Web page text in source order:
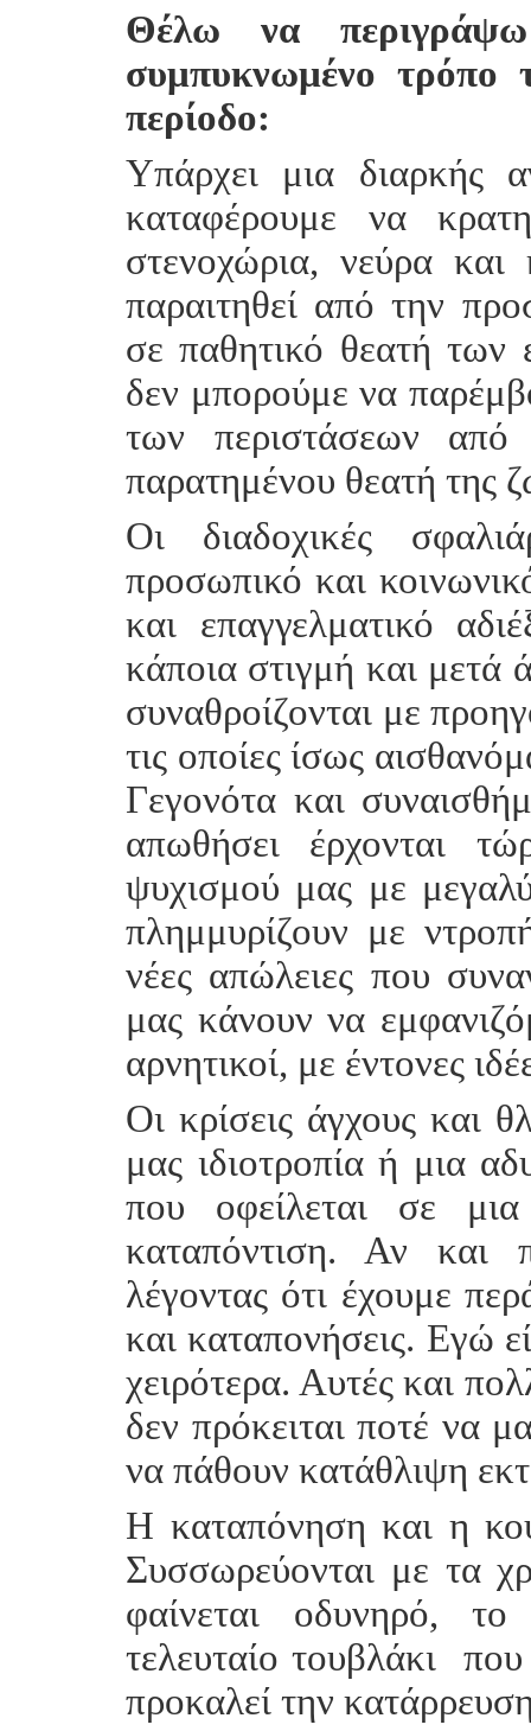
Θέλω να
συμπυκνωμένο τρόπο
περίοδο:
Υπάρχει μια διαρκής
καταφέρουμε να
στενοχώρια, νεύρα
παραιτηθεί από την
σε παθητικό θεατή των
δεν μπορούμε να
των περιστάσεων
παρατημένου θεατή της
Οι διαδοχικές
προσωπικό και
και επαγγελματικό
κάποια στιγμή και μετά
συναθροίζονται με
τις οποίες ίσως
Γεγονότα και
απωθήσει έρχονται
ψυχισμού μας με
πλημμυρίζουν με
νέες απώλειες που
μας κάνουν να
αρνητικοί, με έντονες
Oι κρίσεις άγχους και
μας ιδιοτροπία ή μια
που οφείλεται σε
καταπόντιση. Αν και
λέγοντας ότι έχουμε
και καταπονήσεις. Εγώ
χειρότερα. Αυτές και
δεν πρόκειται ποτέ να
να πάθουν κατάθλιψη
Η καταπόνηση και η
Συσσωρεύονται με τα
φαίνεται οδυνηρό,
τελευταίο τουβλάκι
προκαλεί την